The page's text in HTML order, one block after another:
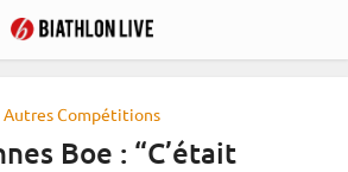
Autres Compétitions
Boe : “C’était